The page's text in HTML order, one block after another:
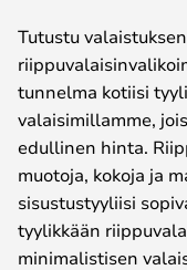
Tutustu
tunnelma kotiisi
valaisimillamme,
edullinen hinta.
muotoja, kokoja ja
sisustustyyliisi
tyylikkään
minimalistisen